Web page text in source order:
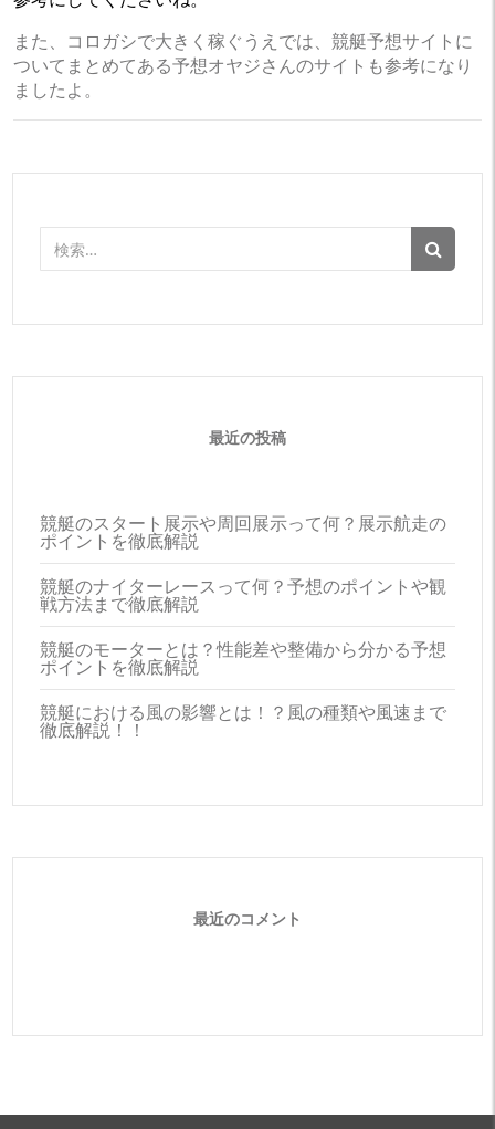
また、コロガシで大きく稼ぐうえでは、 競艇予想サイト に
ついてまとめてある予想オヤジさんのサイトも参考になり
ましたよ。
索:
最近の投稿
競艇のスタート展示や周回展示って何？展示航走の
ポイントを徹底解説
競艇のナイターレースって何？予想のポイントや観
戦方法まで徹底解説
競艇のモーターとは？性能差や整備から分かる予想
ポイントを徹底解説
競艇における風の影響とは！？風の種類や風速まで
徹底解説！！
最近のコメント